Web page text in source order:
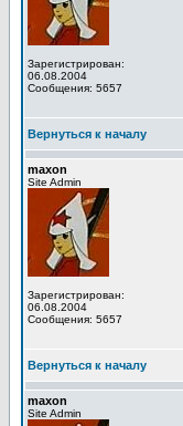
Зарегистрирован:
06.08.2004
Сообщения: 5657
Вернуться к началу
maxon
Site Admin
Зарегистрирован:
06.08.2004
Сообщения: 5657
Вернуться к началу
maxon
Site Admin